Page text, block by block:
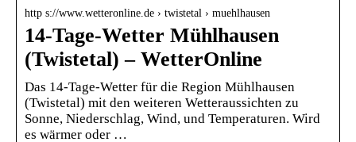
http s://www.wetteronline.de › twistetal › muehlhausen
14-Tage-Wetter Mühlhausen
(Twistetal) – WetterOnline
Das 14-Tage-Wetter für die Region Mühlhausen
(Twistetal) mit den weiteren Wetteraussichten zu
Sonne, Niederschlag, Wind, und Temperaturen. Wird
es wärmer oder …